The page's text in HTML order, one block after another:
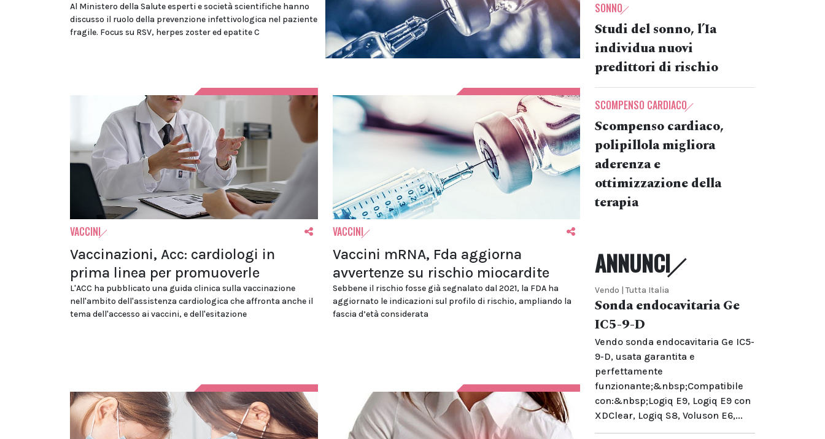
Al Ministero della Salute esperti e società scientifiche hanno
discusso il ruolo della prevenzione infettivologica nel paziente
fragile. Focus su RSV, herpes zoster ed epatite C
VACCINI
Vaccinazioni, Acc: cardiologi in
prima linea per promuoverle
L'ACC ha pubblicato una guida clinica sulla vaccinazione
nell'ambito dell'assistenza cardiologica che affronta anche il
tema dell'accesso ai vaccini, e dell'esitazione
VACCINI
Vaccini mRNA, Fda aggiorna
avvertenze su rischio miocardite
Sebbene il rischio fosse già segnalato dal 2021, la FDA ha
aggiornato le indicazioni sul profilo di rischio, ampliando la
fascia d’età considerata
SONNO
Studi del sonno, l’Ia
individua nuovi
predittori di rischio
SCOMPENSO CARDIACO
Scompenso cardiaco,
polipillola migliora
aderenza e
ottimizzazione della
terapia
ANNUNCI
Vendo | Tutta Italia
Sonda endocavitaria Ge
IC5-9-D
Vendo sonda endocavitaria Ge IC5-
9-D, usata garantita e
perfettamente
funzionante;&nbsp;Compatibile
con:&nbsp;Logiq E9, Logiq E9 con
XDClear, Logiq S8, Voluson E6,...